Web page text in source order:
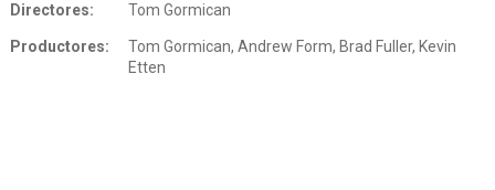
Directores: Tom Gormican
Productores:
Tom Gormican, Andrew Form, Brad Fuller, Kevin
Etten